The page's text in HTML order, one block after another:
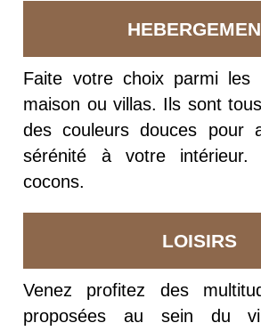
Faite votre choix parmi les
maison ou villas. Ils sont
des couleurs douces pour
sérénité à votre intérieur.
cocons.
LOISIRS
Venez profitez des
proposées au sein du